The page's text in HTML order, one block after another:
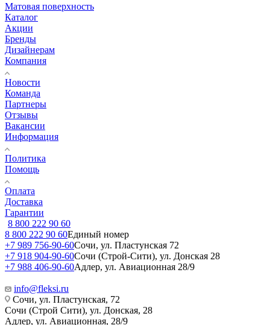
Матовая поверхность
Каталог
Акции
Бренды
Дизайнерам
Компания
Новости
Команда
Партнеры
Отзывы
Вакансии
Информация
Политика
Помощь
Оплата
Доставка
Гарантии
8 800 222 90 60
8 800 222 90 60Единый номер
+7 989 756-90-60Сочи, ул. Пластунская 72
+7 918 904-90-60Сочи (Строй-Сити), ул. Донская 28
+7 988 406-90-60Адлер, ул. Авиационная 28/9
info@fleksi.ru
Сочи, ул. Пластунская, 72
Сочи (Строй Сити), ул. Донская, 28
Адлер, ул. Авиационная, 28/9